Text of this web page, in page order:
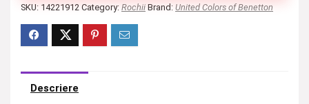
SKU: 14221912 Category: Rochii Brand: United Colors of Benetton
Descriere